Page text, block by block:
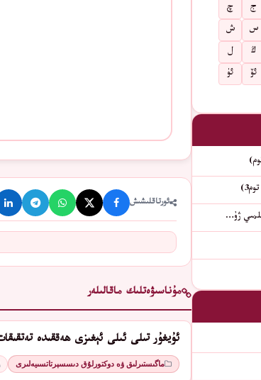
ئورتاقلىشىش
مۇناسىۋەتلىك ماقالىلەر
ئۇيغۇر تىلى ئىلى ئېغىزى ھەققىدە
ماگىستىرلىق ۋە دوكتورلۇق دىسسېرتاتسىيەلىرى
ج
چ
س
ش
ڭ
ل
ئۆ
ئۈ
ژۇ…